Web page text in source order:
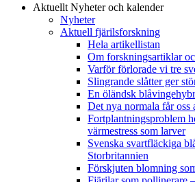
Aktuellt Nyheter och kalender
Nyheter
Aktuell fjärilsforskning
Hela artikellistan
Om forskningsartiklar
Varför förlorade vi tre
Slingrande slåtter ger
En öländsk
Det nya normala får oss
Fortplantningsproblem
värmestress som larver
Svenska svartfläckiga
Storbritannien
Förskjuten blomning